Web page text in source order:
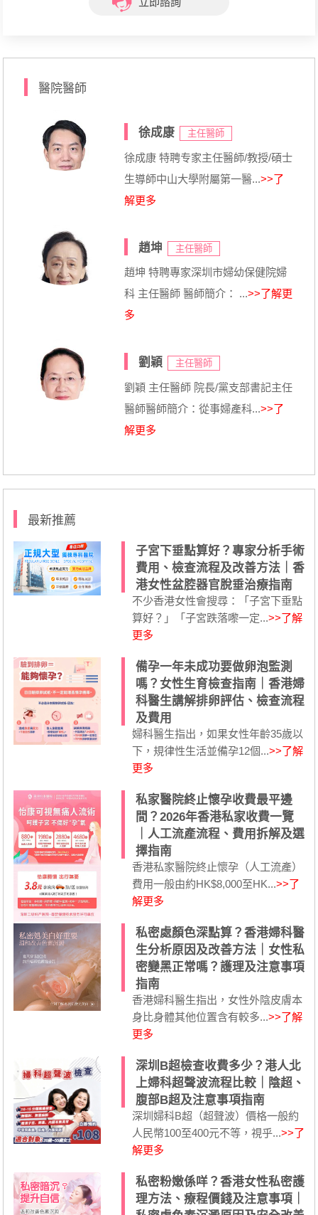
醫院醫師
徐成康 主任醫師
徐成康 特聘专家主任醫師/教授/碩士
生導師中山大學附屬第一醫...>>了
解更多
趙坤 主任醫師
趙坤 特聘專家深圳市婦幼保健院婦
科 主任醫師 醫師簡介： ...>>了解更
多
劉穎 主任醫師
劉穎 主任醫師 院長/黨支部書記主任
醫師醫師簡介：從事婦產科...>>了
解更多
最新推薦
子宮下垂點算好？專家分析手術
費用、檢查流程及改善方法｜香
港女性盆腔器官脫垂治療指南
不少香港女性會搜尋：「子宮下垂點
算好？」「子宮跌落嚟一定...>>了解
更多
備孕一年未成功要做卵泡監測
嗎？女性生育檢查指南｜香港婦
科醫生講解排卵評估、檢查流程
及費用
婦科醫生指出，如果女性年齡35歲以
下，規律性生活並備孕12個...>>了解
更多
私家醫院終止懷孕收費最平邊
間？2026年香港私家收費一覽
｜人工流產流程、費用拆解及選
擇指南
香港私家醫院終止懷孕（人工流產）
費用一般由約HK$8,000至HK...>>了
解更多
私密處顏色深點算？香港婦科醫
生分析原因及改善方法｜女性私
密變黑正常嗎？護理及注意事項
指南
香港婦科醫生指出，女性外陰皮膚本
身比身體其他位置含有較多...>>了解
更多
深圳B超檢查收費多少？港人北
上婦科超聲波流程比較｜陰超、
腹部B超及注意事項指南
深圳婦科B超（超聲波）價格一般約
人民幣100至400元不等，視乎...>>了
解更多
私密粉嫩係咩？香港女性私密護
理方法、療程價錢及注意事項｜